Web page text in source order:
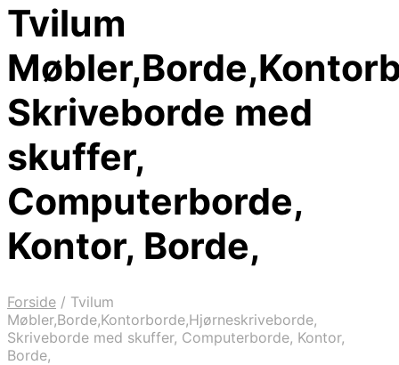
Tvilum
Skriveborde med
skuffer,
Computerborde,
Kontor, Borde,
Forside / Tvilum
Møbler,Borde,Kontorborde,Hjørneskriveborde,
Skriveborde med skuffer, Computerborde, Kontor,
Borde,